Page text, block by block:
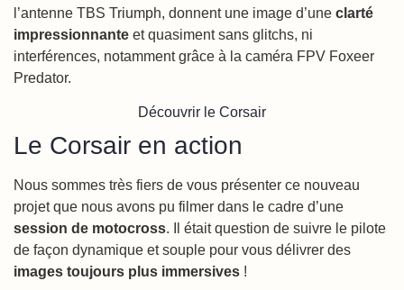
l’antenne TBS Triumph, donnent une image d’une clarté
impressionnante et quasiment sans glitchs, ni
interférences, notamment grâce à la caméra FPV Foxeer
Predator.
Découvrir le Corsair
Le Corsair en action
Nous sommes très fiers de vous présenter ce nouveau
projet que nous avons pu filmer dans le cadre d’une
session de motocross. Il était question de suivre le pilote
de façon dynamique et souple pour vous délivrer des
images toujours plus immersives !